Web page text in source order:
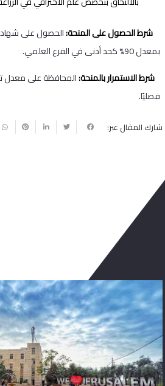
شرط الحصول على المنحة:الحصول على شهادة
بمعدل 90% كحد أدنى في الفرع العلمي.
شرط الاستمرار بالمنحة:
فصليًا.
شارك المقال عبر: